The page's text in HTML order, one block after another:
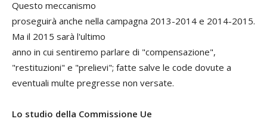
Questo meccanismo
proseguirà anche nella campagna 2013-2014 e 2014-2015.
Ma il 2015 sarà l'ultimo
anno in cui sentiremo parlare di "compensazione",
"restituzioni" e "prelievi"; fatte salve le code dovute a
eventuali multe pregresse non versate.
Lo studio della Commissione Ue